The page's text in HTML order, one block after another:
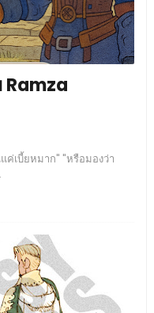
Ramza
ค่เบี้ยหมาก" "หรือมองว่า